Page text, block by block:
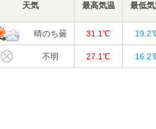
天気 最高気温 最低
晴のち曇 31.1℃
不明 27.1℃